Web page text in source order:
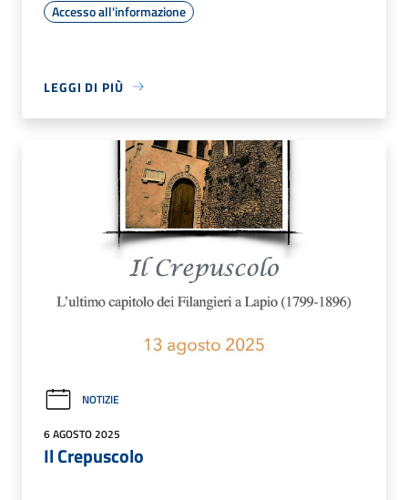
Accesso all'informazione
LEGGI DI PIÙ
NOTIZIE
6 AGOSTO 2025
Il Crepuscolo